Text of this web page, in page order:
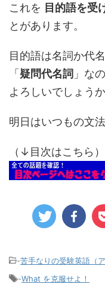
これを 目的語を受
とがあります。
目的語は名詞か代
「 疑問代名詞 」な
よろしいでしょう
明日はいつもの文
（↓目次はこちら）
-苦手なりの受験英語（ア
-What を克服せよ！